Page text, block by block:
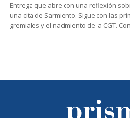
Entrega que abre con una reflexión
una cita de Sarmiento. Sigue con las
gremiales y el nacimiento de la CGT.